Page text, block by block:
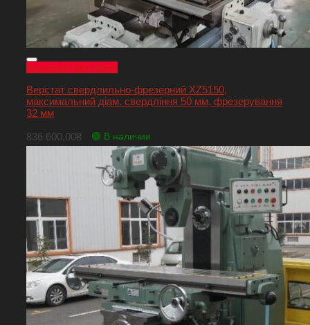
Быстрый просмотр
Верстат свердлильно-фрезерний XZ5150,
максимальний діам. свердління 50 мм, фрезерування
32 мм
836 600,00₴ 🟢 В наличии